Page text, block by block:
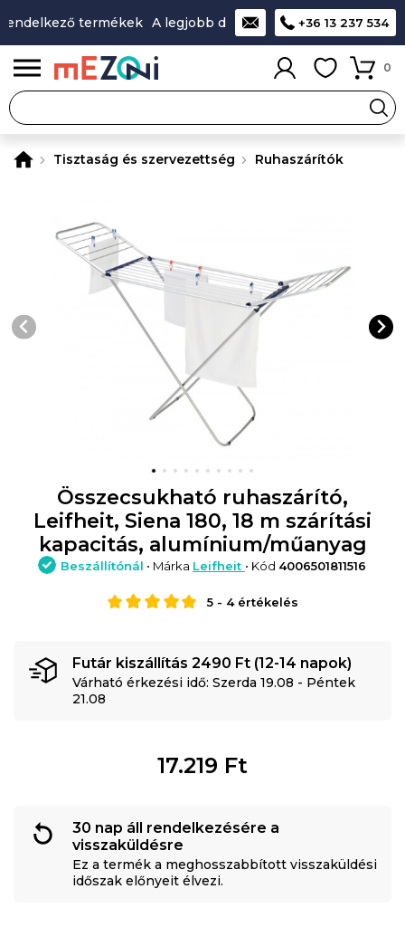
termékek A legjobb design-minőség-ár aránnyal
+36 13 237 534
0
Tisztaság és szervezettség Ruhaszárítók
Összecsukható ruhaszárító,
Leifheit, Siena 180, 18 m szárítási
kapacitás, alumínium/műanyag
Beszállítónál • Márka Leifheit • Kód 4006501811516
5- 4értékelés
Futár kiszállítás 2490 Ft (12-14 napok)
Várható érkezési idő: Szerda 19.08 - Péntek
21.08
17.219 Ft
30 nap áll rendelkezésére a
visszaküldésre
Ez a termék a meghosszabbított visszaküldési
időszak előnyeit élvezi.